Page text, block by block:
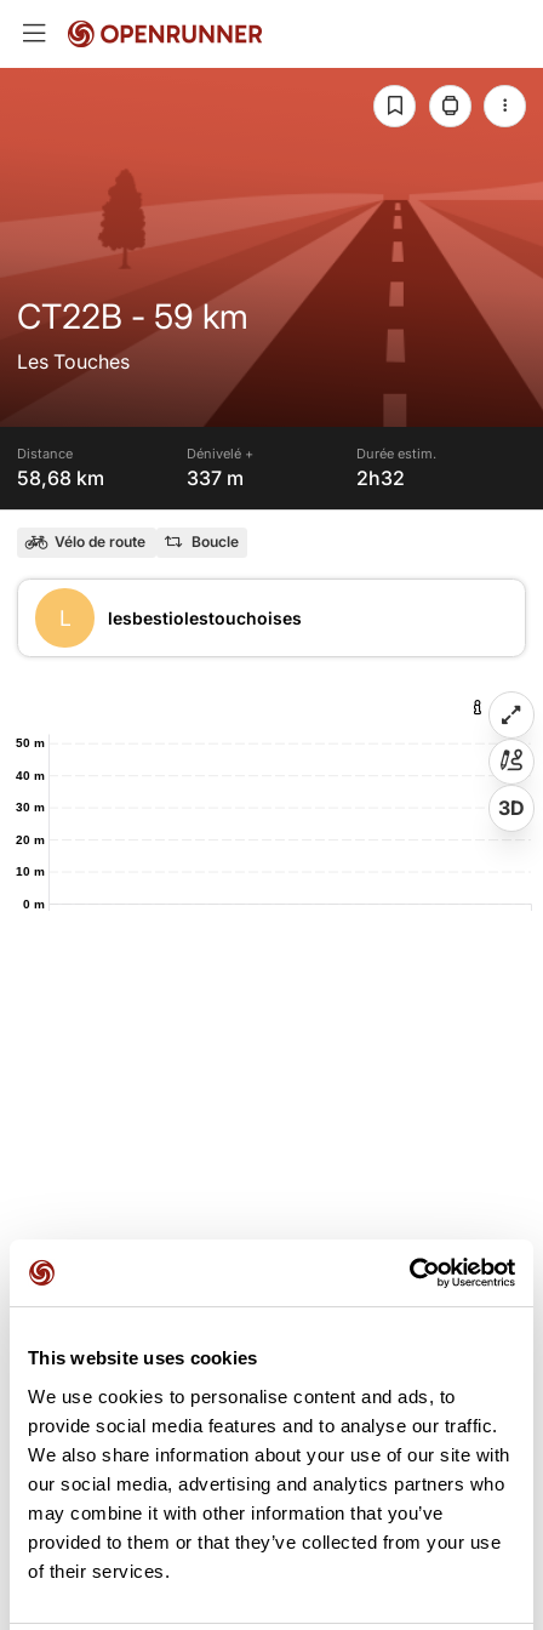
This website uses cookies
We use cookies to personalise content and ads, to
provide social media features and to analyse our traffic.
We also share information about your use of our site with
our social media, advertising and analytics partners who
may combine it with other information that you’ve
provided to them or that they’ve collected from your use
of their services.
CT22B - 59 km
Les Touches
Distance
58,68 km
Dénivelé +
337 m
Durée estim.
2h32
Vélo de route Boucle
L lesbestiolestouchoises
0 m
10 m
20 m
30 m
40 m
50 m
3D
Ajouter un avis
Découvrez ce parcours de vélo de 58,7 km à proximité de Les